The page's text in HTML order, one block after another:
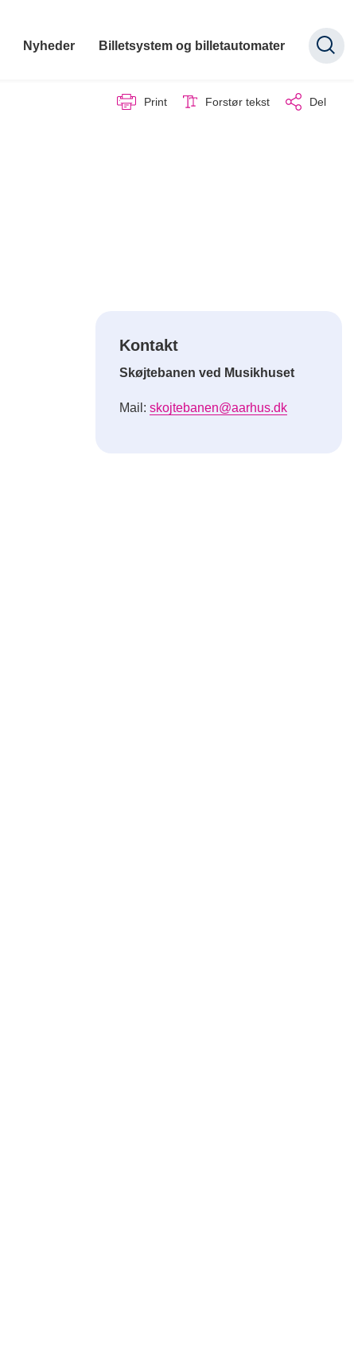
Nyheder Billetsystem og billetautomater
Print Forstør tekst Del
Kontakt
Skøjtebanen ved Musikhuset
Mail:skojtebanen@aarhus.dk